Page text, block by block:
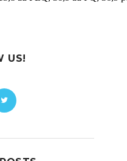
US!